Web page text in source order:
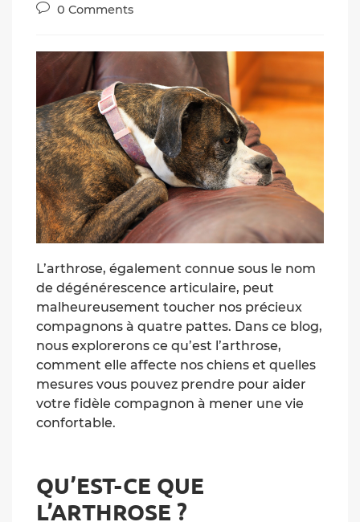
Post0 Comments
L’arthrose, également connue sous le nom
de dégénérescence articulaire, peut
malheureusement toucher nos précieux
compagnons à quatre pattes. Dans ce blog,
nous explorerons ce qu’est l’arthrose,
comment elle affecte nos chiens et quelles
mesures vous pouvez prendre pour aider
votre fidèle compagnon à mener une vie
confortable.
QU’EST-CE QUE
L’ARTHROSE ?